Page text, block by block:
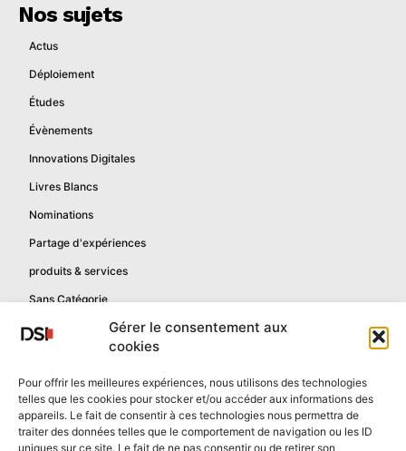
Gérer le consentement aux
cookies
Pour offrir les meilleures expériences, nous utilisons des technologies
telles que les cookies pour stocker et/ou accéder aux informations des
appareils. Le fait de consentir à ces technologies nous permettra de
traiter des données telles que le comportement de navigation ou les ID
uniques sur ce site. Le fait de ne pas consentir ou de retirer son
Nos sujets
Actus
Déploiement
Études
Évènements
Innovations Digitales
Livres Blancs
Nominations
Partage d'expériences
produits & services
Sans Catégorie
Mentions légales
Politique de confidentialité